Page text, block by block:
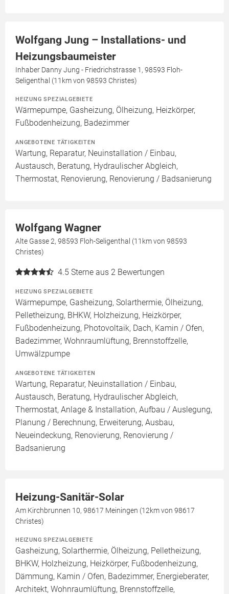
Wolfgang Jung – Installations- und
Heizungsbaumeister
Inhaber Danny Jung - Friedrichstrasse 1, 98593 Floh-
Seligenthal (11km von 98593 Christes)
HEIZUNG SPEZIALGEBIETE
Wärmepumpe, Gasheizung, Ölheizung, Heizkörper,
Fußbodenheizung, Badezimmer
ANGEBOTENE TÄTIGKEITEN
Wartung, Reparatur, Neuinstallation / Einbau,
Austausch, Beratung, Hydraulischer Abgleich,
Thermostat, Renovierung, Renovierung / Badsanierung
Wolfgang Wagner
Alte Gasse 2, 98593 Floh-Seligenthal (11km von 98593
Christes)
4.5 Sterne aus 2 Bewertungen
HEIZUNG SPEZIALGEBIETE
Wärmepumpe, Gasheizung, Solarthermie, Ölheizung,
Pelletheizung, BHKW, Holzheizung, Heizkörper,
Fußbodenheizung, Photovoltaik, Dach, Kamin / Ofen,
Badezimmer, Wohnraumlüftung, Brennstoffzelle,
Umwälzpumpe
ANGEBOTENE TÄTIGKEITEN
Wartung, Reparatur, Neuinstallation / Einbau,
Austausch, Beratung, Hydraulischer Abgleich,
Thermostat, Anlage & Installation, Aufbau / Auslegung,
Planung / Berechnung, Erweiterung, Ausbau,
Neueindeckung, Renovierung, Renovierung /
Badsanierung
Heizung-Sanitär-Solar
Am Kirchbrunnen 10, 98617 Meiningen (12km von 98617
Christes)
HEIZUNG SPEZIALGEBIETE
Gasheizung, Solarthermie, Ölheizung, Pelletheizung,
BHKW, Holzheizung, Heizkörper, Fußbodenheizung,
Dämmung, Kamin / Ofen, Badezimmer, Energieberater,
Architekt, Wohnraumlüftung, Brennstoffzelle,